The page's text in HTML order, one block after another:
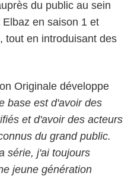
du public au sein
en saison 1 et
tout en introduisant des
Originale développe
base est d'avoir des
et d'avoir des acteurs
du grand public.
série, j'ai toujours
jeune génération